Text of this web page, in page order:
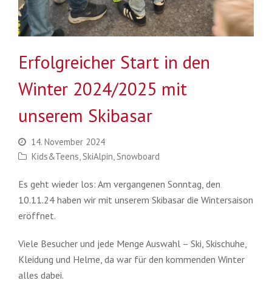
Erfolgreicher Start in den
Winter 2024/2025 mit
unserem Skibasar
14. November 2024
Kids&Teens,SkiAlpin,Snowboard
Es geht wieder los: Am vergangenen Sonntag, den
10.11.24 haben wir mit unserem Skibasar die Wintersaison
eröffnet.
Viele Besucher und jede Menge Auswahl – Ski, Skischuhe,
Kleidung und Helme, da war für den kommenden Winter
alles dabei.